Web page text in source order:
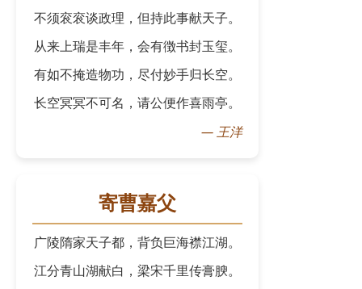
不须衮衮谈政理，但持此事献天子。
从来上瑞是丰年，会有徴书封玉玺。
有如不掩造物功，尽付妙手归长空。
长空冥冥不可名，请公便作喜雨亭。
—王洋
寄曹嘉父
广陵隋家天子都，背负巨海襟江湖。
江分青山湖献白，梁宋千里传膏腴。